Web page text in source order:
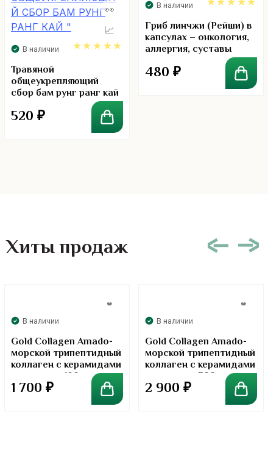
В наличии
Травяной
общеукрепляющий
сбор бам рунг ранг кай
520 ₽
В наличии
4.93
Гриб линчжи (Рейши) в
капсулах – онкология,
аллергия, суставы
480 ₽
Хиты продаж
В наличии
Gold Collagen Amado-
морской трипептидный
коллаген с керамидами
в порошке. 100 грамм
1 700 ₽
В наличии
Gold Collagen Amado-
морской трипептидный
коллаген с керамидами
в порошке. 300 грамм
2 900 ₽